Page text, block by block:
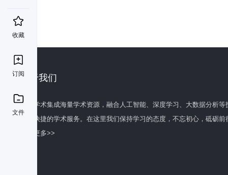
收藏
订阅
文件
关于我们
百度学术集成海量学术资源，融合人工智能、深度学习、大数据分析
全面快捷的学术服务。在这里我们保持学习的态度，不忘初心，砥砺前
了解更多>>